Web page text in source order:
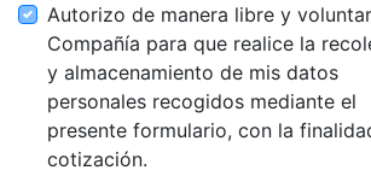
Autorizo de manera libre y
Compañía para que realice la
y almacenamiento de mis datos
personales recogidos mediante el
presente formulario, con la
cotización.